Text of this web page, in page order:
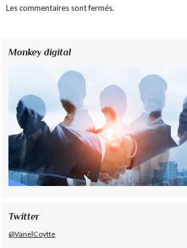
Les commentaires sont fermés.
Monkey digital
Twitter
@VanelCoytte